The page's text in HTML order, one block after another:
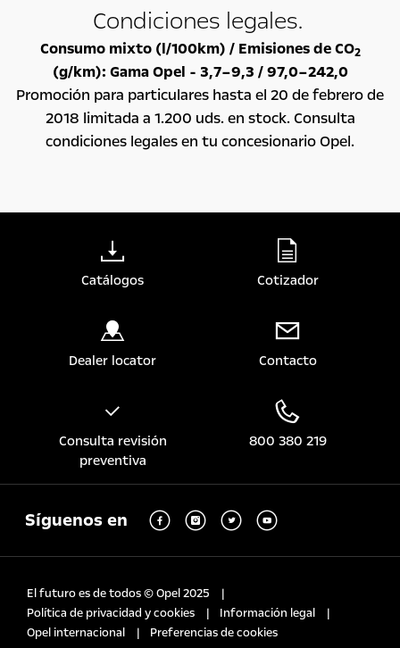
Condiciones legales.
Consumo mixto (l/100km) / Emisiones de CO2
(g/km): Gama Opel - 3,7–9,3 / 97,0–242,0
Promoción para particulares hasta el 20 de febrero de
2018 limitada a 1.200 uds. en stock. Consulta
condiciones legales en tu concesionario Opel.
Catálogos Cotizador
Dealer locator Contacto
Consulta revisión
preventiva
800 380 219
Síguenos en
El futuro es de todos © Opel 2025
Política de privacidad y cookies
Información legal
Opel internacional
Preferencias de cookies